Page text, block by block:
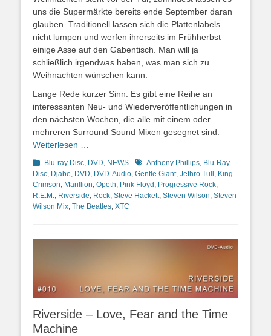
uns die Supermärkte bereits ende September daran
glauben. Traditionell lassen sich die Plattenlabels
nicht lumpen und werfen ihrerseits im Frühherbst
einige Asse auf den Gabentisch. Man will ja
schließlich irgendwas haben, was man sich zu
Weihnachten wünschen kann.
Lange Rede kurzer Sinn: Es gibt eine Reihe an
interessanten Neu- und Wiederveröffentlichungen in
den nächsten Wochen, die alle mit einem oder
mehreren Surround Sound Mixen gesegnet sind.
Weiterlesen …
Kategorien
Blu-ray Disc, DVD, NEWS Schlagworte
Anthony Phillips, Blu-Ray
Disc, Djabe, DVD, DVD-Audio, Gentle Giant, Jethro Tull , King
Crimson, Marillion, Opeth, Pink Floyd , Progressive Rock,
R.E.M., Riverside, Rock, Steve Hackett, Steven Wilson, Steven
Wilson Mix, The Beatles, XTC
Riverside – Love, Fear and the Time
Machine